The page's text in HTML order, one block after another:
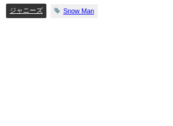
ジャニーズ Snow Man